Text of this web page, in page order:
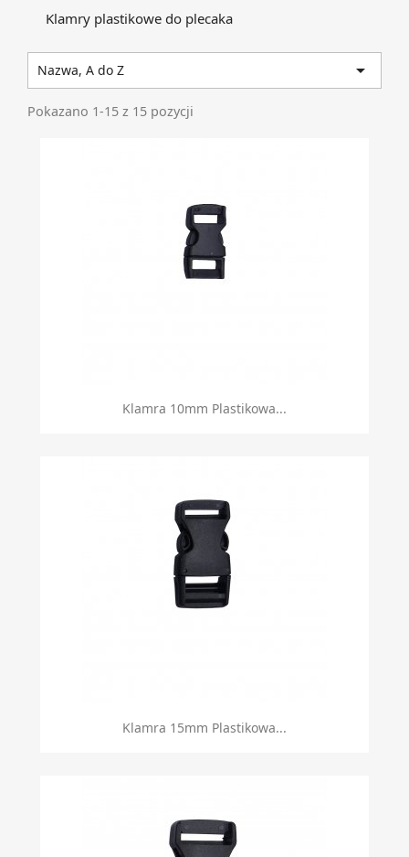
Klamry plastikowe do plecaka
Nazwa, A do Z 
Pokazano 1-15 z 15 pozycji
Klamra 10mm Plastikowa...
Klamra 15mm Plastikowa...